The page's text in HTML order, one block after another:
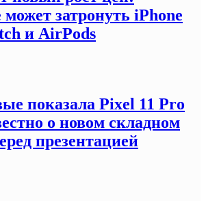
затронуть iPhone
и AirPods
показала Pixel 11 Pro
о новом складном
презентацией